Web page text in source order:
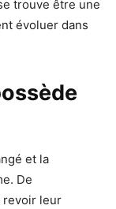
trouve être une
évoluer dans
et la
De
revoir leur